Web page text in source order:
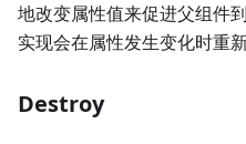
地改变属性值来促进父组件
实现会在属性发生变化时重新
Destroy